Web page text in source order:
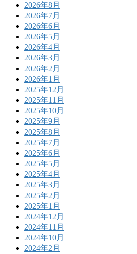
2026年8月
2026年7月
2026年6月
2026年5月
2026年4月
2026年3月
2026年2月
2026年1月
2025年12月
2025年11月
2025年10月
2025年9月
2025年8月
2025年7月
2025年6月
2025年5月
2025年4月
2025年3月
2025年2月
2025年1月
2024年12月
2024年11月
2024年10月
2024年2月